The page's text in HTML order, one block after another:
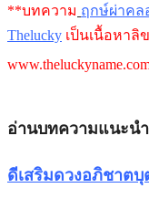
**บทความ ฤกษ์ผ่าคล
Thelucky เป็นเนื้อหาลิ
อ่านบทความแนะนำ
ดีเสริมดวงอภิชาต